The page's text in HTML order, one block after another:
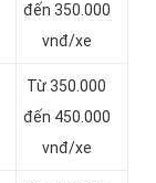
đến 350.000
vnđ/xe
Từ 350.000
đến 450.000
vnđ/xe